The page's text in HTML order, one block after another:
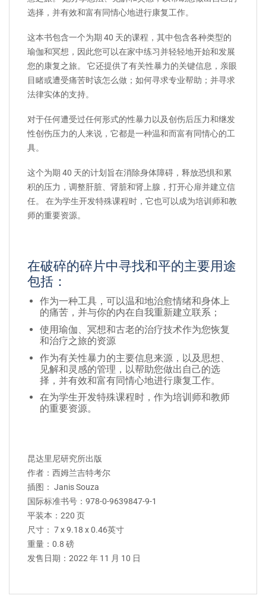
选择，并有效和富有同情心地进行康复工作。
这本书包含一个为期 40 天的课程，其中包含各种类型的
瑜伽和冥想，因此您可以在家中练习并轻轻地开始和发展
您的康复之旅。 它还提供了有关性暴力的关键信息，亲眼
目睹或遭受痛苦时该怎么做；如何寻求专业帮助；并寻求
法律实体的支持。
对于任何遭受过任何形式的性暴力以及创伤后压力和继发
性创伤压力的人来说，它都是一种温和而富有同情心的工
具。
这个为期 40 天的计划旨在消除身体障碍，释放恐惧和累
积的压力，调整肝脏、肾脏和肾上腺，打开心扉并建立信
任。 在为学生开发特殊课程时，它也可以成为培训师和教
师的重要资源。
在破碎的碎片中寻找和平的主要用途
包括：
作为一种工具，可以温和地治愈情绪和身体上
的痛苦，并与你的内在自我重新建立联系；
使用瑜伽、冥想和古老的治疗技术作为您恢复
和治疗之旅的资源
作为有关性暴力的主要信息来源，以及思想、
见解和灵感的管理，以帮助您做出自己的选
择，并有效和富有同情心地进行康复工作。
在为学生开发特殊课程时，作为培训师和教师
的重要资源。
昆达里尼研究所出版
作者：西姆兰吉特考尔
插图： Janis Souza
国际标准书号：978-0-9639847-9-1
平装本：220 页
尺寸： 7 x 9.18 x0.46英寸
重量：0.8 磅
发售日期：2022 年 11 月 10 日